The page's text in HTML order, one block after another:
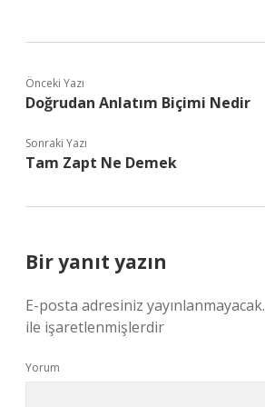
Önceki Yazı
Doğrudan Anlatım Biçimi Nedir
Sonraki Yazı
Tam Zapt Ne Demek
Bir yanıt yazın
E-posta adresiniz yayınlanmayacak.
ile işaretlenmişlerdir
Yorum